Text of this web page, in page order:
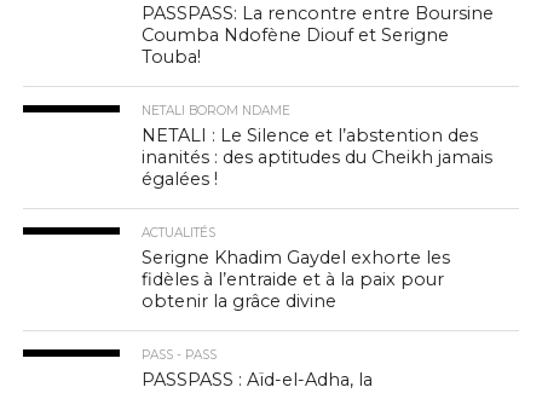
PASSPASS: La rencontre entre Boursine
Coumba Ndofène Diouf et Serigne
Touba!
NETALI BOROM NDAME
NETALI : Le Silence et l’abstention des
inanités : des aptitudes du Cheikh jamais
égalées !
ACTUALITÉS
Serigne Khadim Gaydel exhorte les
fidèles à l’entraide et à la paix pour
obtenir la grâce divine
PASS - PASS
PASSPASS : Aïd-el-Adha, la